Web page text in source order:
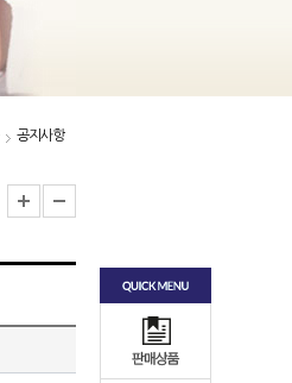
공지사항